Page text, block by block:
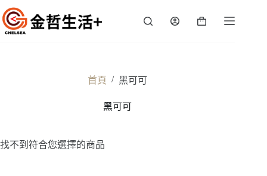
跳
至
主
購
首頁 / 黑可可
黑可可
找不到符合您選擇的商品